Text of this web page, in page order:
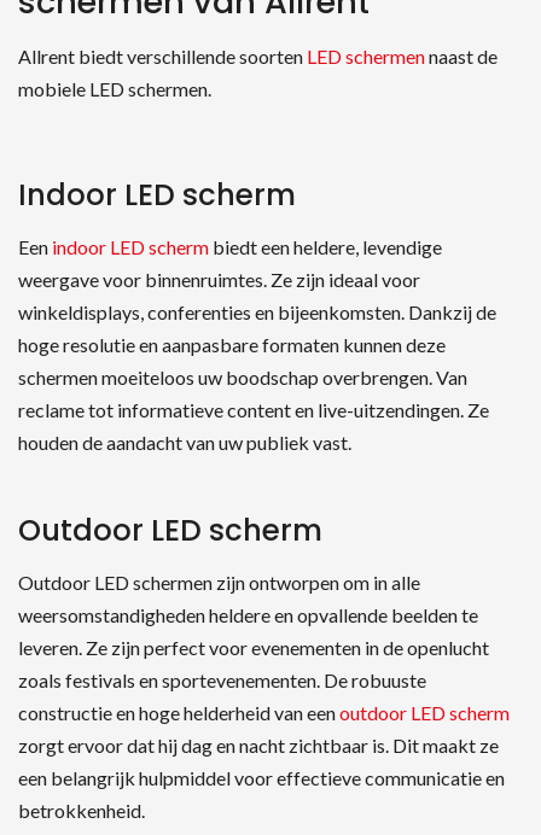
Allrent biedt verschillende soorten LED schermennaast de
mobiele LED schermen.
Indoor LED scherm
Een indoor LED scherm biedt een heldere, levendige
weergave voor binnenruimtes. Ze zijn ideaal voor
winkeldisplays, conferenties en bijeenkomsten. Dankzij de
hoge resolutie en aanpasbare formaten kunnen deze
schermen moeiteloos uw boodschap overbrengen. Van
reclame tot informatieve content en live-uitzendingen. Ze
houden de aandacht van uw publiek vast.
Outdoor LED scherm
Outdoor LED schermen zijn ontworpen om in alle
weersomstandigheden heldere en opvallende beelden te
leveren. Ze zijn perfect voor evenementen in de openlucht
zoals festivals en sportevenementen. De robuuste
constructie en hoge helderheid van eenoutdoor LED scherm
zorgt ervoor dat hij dag en nacht zichtbaar is. Dit maakt ze
een belangrijk hulpmiddel voor effectieve communicatie en
betrokkenheid.